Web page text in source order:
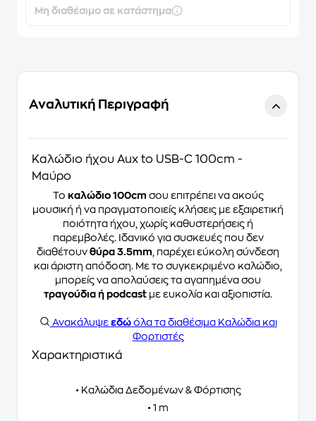
Μη διαθέσιμο σε κατάστημα
Αναλυτική Περιγραφή
Καλώδιο ήχου Aux to USB-C 100cm -
Μαύρο
Το καλώδιο 100cm σου επιτρέπει να ακούς
μουσική ή να πραγματοποιείς κλήσεις με εξαιρετική
ποιότητα ήχου, χωρίς καθυστερήσεις ή
παρεμβολές. Ιδανικό για συσκευές που δεν
διαθέτουν θύρα 3.5mm , παρέχει εύκολη σύνδεση
και άριστη απόδοση. Με το συγκεκριμένο καλώδιο,
μπορείς να απολαύσεις τα αγαπημένα σου
τραγούδια ή podcast με ευκολία και αξιοπιστία.
Ανακάλυψε εδώόλα τα διαθέσιμα Καλώδια και
Φορτιστές
Χαρακτηριστικά
• Καλώδια Δεδομένων & Φόρτισης
• 1 m